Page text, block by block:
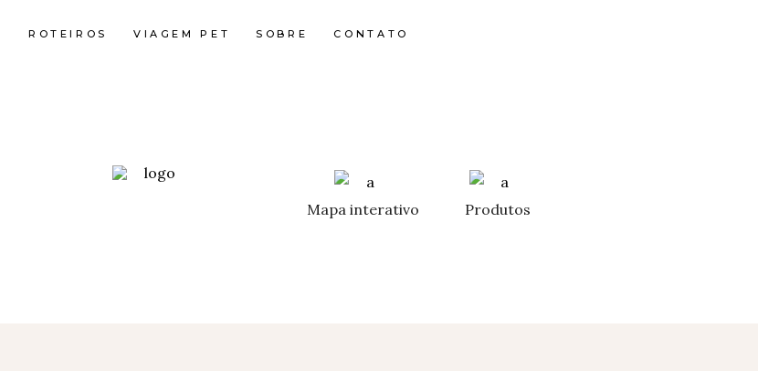
ROTEIROS VIAGEM PET SOBRE CONTATO
Mapa interativo Produtos